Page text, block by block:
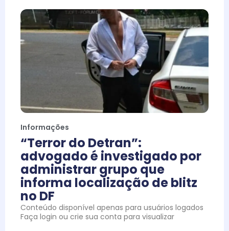
Informações
“Terror do Detran”:
advogado é investigado por
administrar grupo que
informa localização de blitz
no DF
Conteúdo disponível apenas para usuários logados
Faça login ou crie sua conta para visualizar